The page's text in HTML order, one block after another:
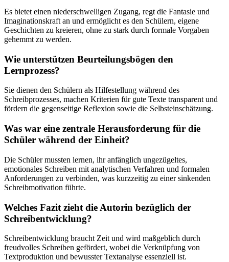
Es bietet einen niederschwelligen Zugang, regt die Fantasie und
Imaginationskraft an und ermöglicht es den Schülern, eigene
Geschichten zu kreieren, ohne zu stark durch formale Vorgaben
gehemmt zu werden.
Wie unterstützen Beurteilungsbögen den
Lernprozess?
Sie dienen den Schülern als Hilfestellung während des
Schreibprozesses, machen Kriterien für gute Texte transparent und
fördern die gegenseitige Reflexion sowie die Selbsteinschätzung.
Was war eine zentrale Herausforderung für die
Schüler während der Einheit?
Die Schüler mussten lernen, ihr anfänglich ungezügeltes,
emotionales Schreiben mit analytischen Verfahren und formalen
Anforderungen zu verbinden, was kurzzeitig zu einer sinkenden
Schreibmotivation führte.
Welches Fazit zieht die Autorin bezüglich der
Schreibentwicklung?
Schreibentwicklung braucht Zeit und wird maßgeblich durch
freudvolles Schreiben gefördert, wobei die Verknüpfung von
Textproduktion und bewusster Textanalyse essenziell ist.